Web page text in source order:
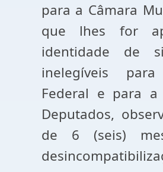
para a Câmara
que lhes for
identidade de
inelegíveis
Federal e para a
Deputados,
de 6 (seis)